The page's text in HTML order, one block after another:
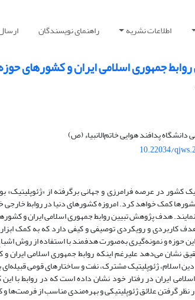
اطلاعات نشریه راهنمای نویسندگان
روابط جمهوری اسلامی ایران و کشورهای
پدافند هوایی خاتم‌الانبیاء (ص)
10.22034/
در عرصه فرامرزی و جهانی برگرفته از
کمک خواهد کرد. امروزه کشورهای دنیا در روابط خارجی
هدف پژوهش تبیین روابط جمهوری اسلامی ایران و
کاربردی و رویکردی توصیفی و کیفی دارد که به کمک
حوزه و نمونه‌گیری به‌صورت هدفمند با استفاده از روش
نشان می‌دهد علیرغم اینکه روابط جمهوری اسلامی
اسلام، ژئوپلیتیک مشترک، نفت و ساختارهای قومی
ایران در رفتار خود نشان داده است که در روابط با
نظر گرفتن علائق ژئوپلیتیکی و بهره‌مندی مناسب از